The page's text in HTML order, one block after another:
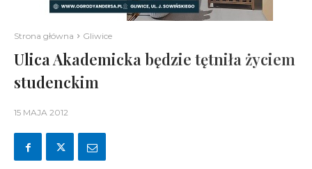
Strona główna Gliwice
Ulica Akademicka będzie tętniła życiem
studenckim
15 MAJA 2012